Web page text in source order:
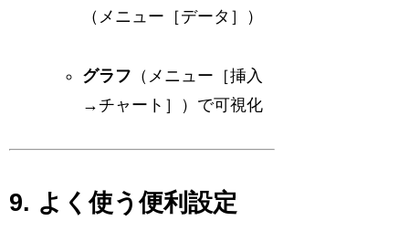
（メニュー［データ］）
グラフ （メニュー［挿入
→チャート］）で可視化
9. よく使う便利設定